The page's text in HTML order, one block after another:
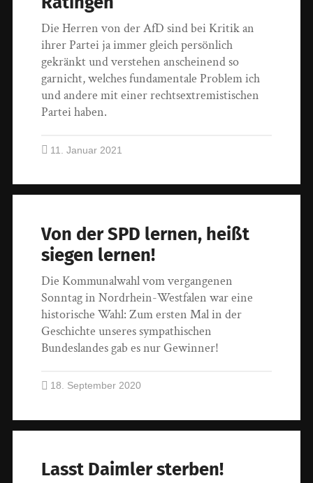
Die Herren von der AfD sind bei Kritik an
ihrer Partei ja immer gleich persönlich
gekränkt und verstehen anscheinend so
garnicht, welches fundamentale Problem ich
und andere mit einer rechtsextremistischen
Partei haben.
11. Januar 2021
Von der SPD lernen, heißt
siegen lernen!
Die Kommunalwahl vom vergangenen
Sonntag in Nordrhein-Westfalen war eine
historische Wahl: Zum ersten Mal in der
Geschichte unseres sympathischen
Bundeslandes gab es nur Gewinner!
18. September 2020
Lasst Daimler sterben!